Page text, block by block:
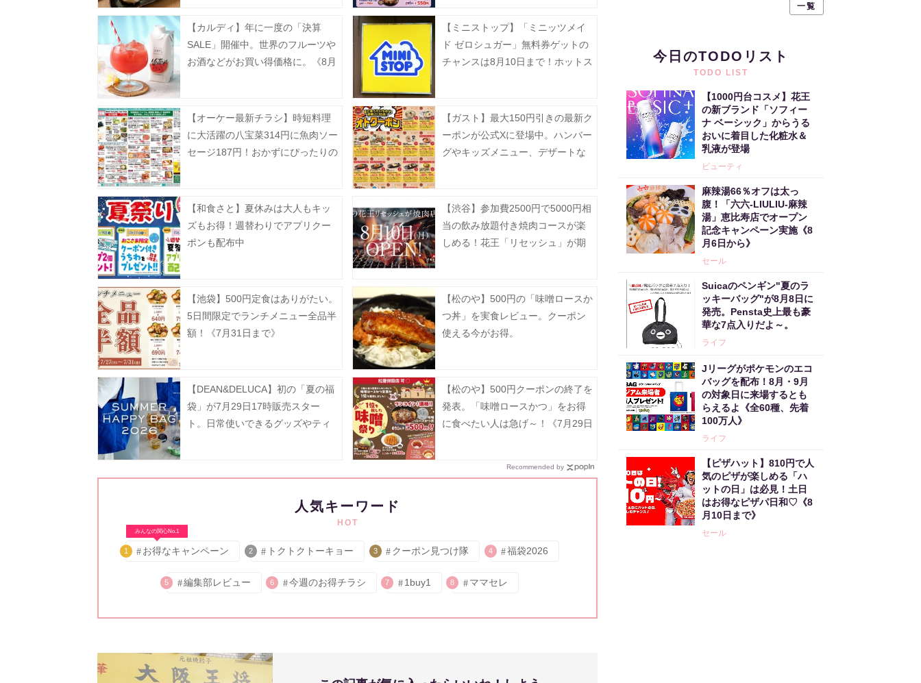
【カルディ】年に一度の「決算
SALE」開催中。世界のフルーツや
お酒などがお買い得価格に。《8月
【ミニストップ】「ミニッツメイ
ド ゼロシュガー」無料券ゲットの
チャンスは8月10日まで！ホットス
【オーケー最新チラシ】時短料理
に大活躍の八宝菜314円に魚肉ソー
セージ187円！おかずにぴったりの
【ガスト】最大150円引きの最新ク
ーポンが公式Xに登場中。ハンバー
グやキッズメニュー、デザートな
【和食さと】夏休みは大人もキッ
ズもお得！週替わりでアプリクー
ポンも配布中
【渋谷】参加費2500円で5000円相
当の飲み放題付き焼肉コースが楽
しめる！花王「リセッシュ」が期
【池袋】500円定食はありがたい。
5日間限定でランチメニュー全品半
額！《7月31日まで》
【松のや】500円の「味噌ロースか
つ丼」を実食レビュー。クーポン
使える今がお得。
【DEAN&DELUCA】初の「夏の福
袋」が7月29日17時販売スター
ト。日常使いできるグッズやティ
【松のや】500円クーポンの終了を
発表。「味噌ロースかつ」をお得
に食べたい人は急げ～！《7月29日
Recommended by
人気キーワード
HOT
みんなの関心No.1
1 お得なキャンペーン 2 トクトクトーキョー 3 クーポン見つけ隊 4 福袋2026
5 編集部レビュー 6 今週のお得チラシ 7 1buy1 8 ママセレ
一覧
今日のTODOリスト
TODO LIST
【1000円台コスメ】花王
の新ブランド「ソフィー
ナ ベーシック」からうる
おいに着目した化粧水＆
乳液が登場
ビューティ
麻辣湯66％オフは太っ
腹！「六六-LIULIU-麻辣
湯」恵比寿店でオープン
記念キャンペーン実施《8
月6日から》
セール
Suicaのペンギン"夏のラ
ッキーバッグ"が8月8日に
発売。Pensta史上最も豪
華な7点入りだよ～。
ライフ
Jリーグがポケモンのエコ
バッグを配布！8月・9月
の対象日に来場するとも
らえるよ《全60種、先着
100万人》
ライフ
【ピザハット】810円で人
気のピザが楽しめる「ハ
ットの日」は必見！土日
はお得なピザパ日和♡《8
月10日まで》
セール